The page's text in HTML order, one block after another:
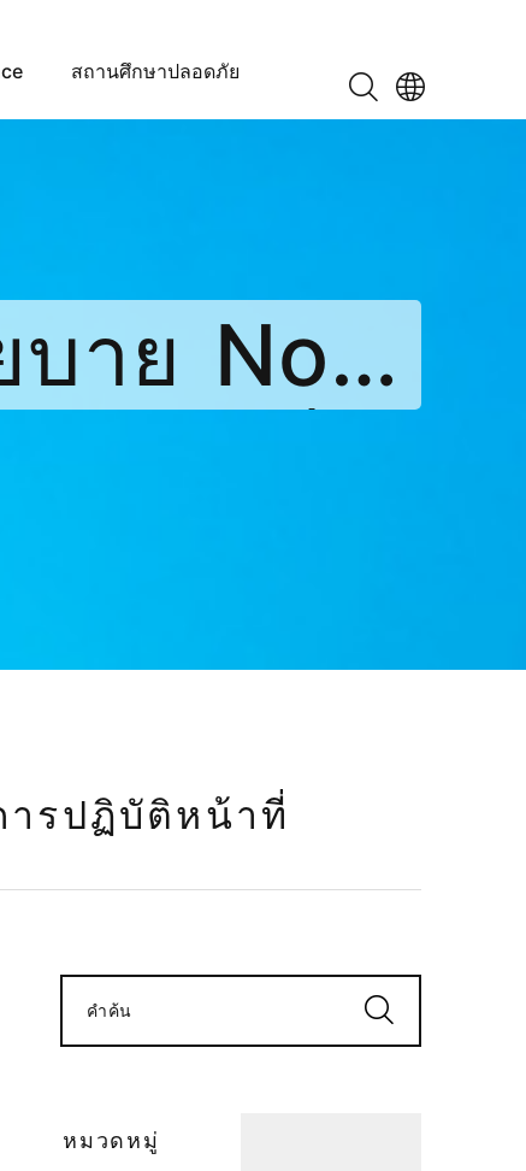
สถานศึกษาปลอดภัย
าย No
หน้าที่
รปฏิบัติหน้าที่
คำค้น
หมวดหมู่